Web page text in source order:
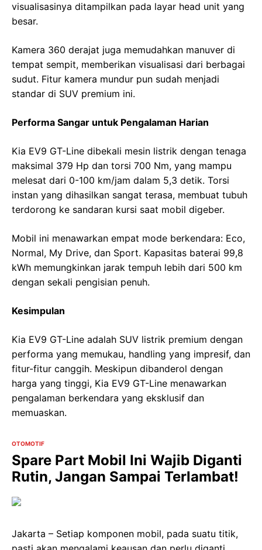
visualisasinya ditampilkan pada layar head unit yang
besar.
Kamera 360 derajat juga memudahkan manuver di
tempat sempit, memberikan visualisasi dari berbagai
sudut. Fitur kamera mundur pun sudah menjadi
standar di SUV premium ini.
Performa Sangar untuk Pengalaman Harian
Kia EV9 GT-Line dibekali mesin listrik dengan tenaga
maksimal 379 Hp dan torsi 700 Nm, yang mampu
melesat dari 0-100 km/jam dalam 5,3 detik. Torsi
instan yang dihasilkan sangat terasa, membuat tubuh
terdorong ke sandaran kursi saat mobil digeber.
Mobil ini menawarkan empat mode berkendara: Eco,
Normal, My Drive, dan Sport. Kapasitas baterai 99,8
kWh memungkinkan jarak tempuh lebih dari 500 km
dengan sekali pengisian penuh.
Kesimpulan
Kia EV9 GT-Line adalah SUV listrik premium dengan
performa yang memukau, handling yang impresif, dan
fitur-fitur canggih. Meskipun dibanderol dengan
harga yang tinggi, Kia EV9 GT-Line menawarkan
pengalaman berkendara yang eksklusif dan
memuaskan.
OTOMOTIF
Spare Part Mobil Ini Wajib Diganti
Rutin, Jangan Sampai Terlambat!
Jakarta – Setiap komponen mobil, pada suatu titik,